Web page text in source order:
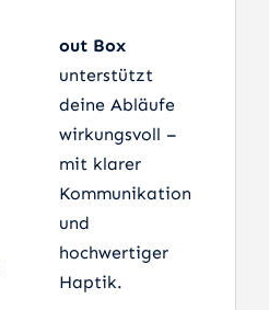
out Box
unterstützt
deine Abläufe
wirkungsvoll –
mit klarer
Kommunikation
und
hochwertiger
Haptik.